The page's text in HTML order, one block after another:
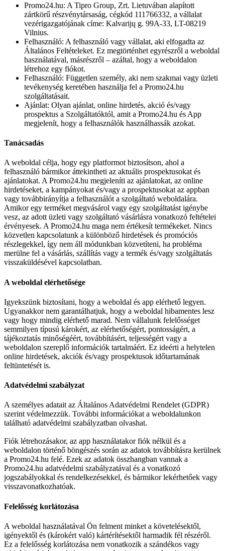
Promo24.hu: A Tipro Group, Zrt. Lietuvában alapított
zártkörű részvénytársaság, cégkód 111766332, a vállalat
vezérigazgatójának címe: Kalvarijų g. 99A-33, LT-08219
Vilnius.
Felhasználó: A felhasználó vagy vállalat, aki elfogadta az
Általános Feltételeket. Ez megtörténhet egyrészről a weboldal
használatával, másrészről – azáltal, hogy a weboldalon
létrehoz egy fiókot.
Felhasználó: Független személy, aki nem szakmai vagy üzleti
tevékenység keretében használja fel a Promo24.hu
szolgáltatásait.
Ajánlat: Olyan ajánlat, online hirdetés, akció és/vagy
prospektus a Szolgáltatóktól, amit a Promo24.hu és App
megjelenít, hogy a felhasználók használhassák azokat.
Tanácsadás
A weboldal célja, hogy egy platformot biztosítson, ahol a
felhasználó bármikor áttekintheti az aktuális prospektusokat és
ajánlatokat. A Promo24.hu megjeleníti az ajánlatokat, az online
hirdetéseket, a kampányokat és/vagy a prospektusokat az appban
vagy továbbirányítja a felhasználót a szolgáltató weboldalára.
Amikor egy terméket megvásárol vagy egy szolgáltatást igénybe
vesz, az adott üzleti vagy szolgáltató vásárlásra vonatkozó feltételei
érvényesek. A Promo24.hu maga nem értékesít termékeket. Nincs
közvetlen kapcsolatunk a különböző hirdetések és promóciós
részlegekkel, így nem áll módunkban közvetíteni, ha probléma
merülne fel a vásárlás, szállítás vagy a termék és/vagy szolgáltatás
visszaküldésével kapcsolatban.
A weboldal elérhetősége
Igyekszünk biztosítani, hogy a weboldal és app elérhető legyen.
Ugyanakkor nem garantálhatjuk, hogy a weboldal hibamentes lesz
vagy hogy mindig elérhető marad. Nem vállalunk felelősséget
semmilyen típusú károkért, az elérhetőségért, pontosságért, a
tájékoztatás minőségéért, továbbításért, teljességért vagy a
weboldalon szereplő információk tartalmáért. Ez ideérti a helytelen
online hirdetések, akciók és/vagy prospektusok időtartamának
feltüntetését is.
Adatvédelmi szabályzat
A személyes adatait az Általános Adatvédelmi Rendelet (GDPR)
szerint védelmezzük. További információkat a weboldalunkon
található adatvédelmi szabályzatban olvashat.
Fiók létrehozásakor, az app használatakor fiók nélkül és a
weboldalon történő böngészés során az adatok továbbításra kerülnek
a Promo24.hu felé. Ezek az adatok összhangban vannak a
Promo24.hu adatvédelmi szabályzatával és a vonatkozó
jogszabályokkal és rendelkezésekkel, és bármikor lekérhetőek vagy
visszavonatkozhatóak.
Felelősség korlátozása
A weboldal használatával Ön felment minket a követelésektől,
igényektől és (károkért való) kártérítésektől harmadik fél részéről.
Ez a felelősség korlátozása nem vonatkozik a szándékos vagy